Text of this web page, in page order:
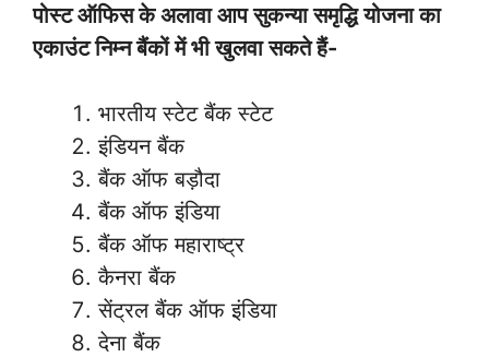
पोस्ट ऑफिस के अलावा आप सुकन्या समृद्धि योजना का
एकाउंट निम्न बैंकों में भी खुलवा सकते हैं-
भारतीय स्टेट बैंक स्टेट
इंडियन बैंक
बैंक ऑफ बड़ौदा
बैंक ऑफ इंडिया
बैंक ऑफ महाराष्ट्र
कैनरा बैंक
सेंट्रल बैंक ऑफ इंडिया
देना बैंक